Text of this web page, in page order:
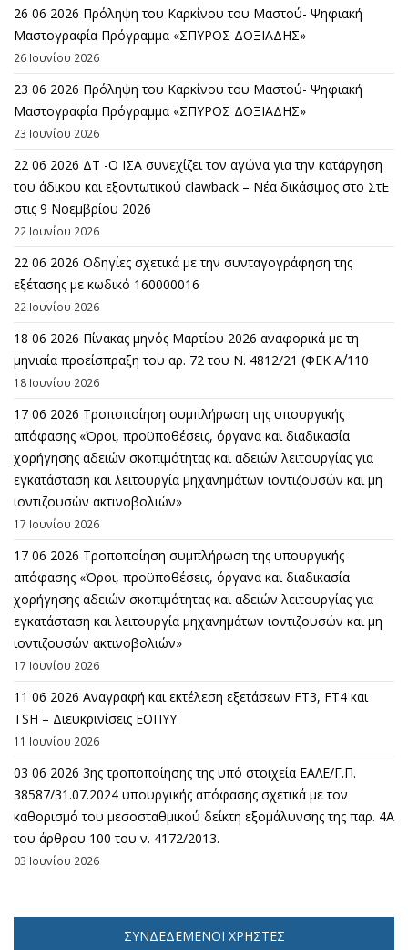
26 06 2026 Πρόληψη του Καρκίνου του Μαστού- Ψηφιακή
Μαστογραφία Πρόγραμμα «ΣΠΥΡΟΣ ΔΟΞΙΑΔΗΣ»
26 Ιουνίου 2026
23 06 2026 Πρόληψη του Καρκίνου του Μαστού- Ψηφιακή
Μαστογραφία Πρόγραμμα «ΣΠΥΡΟΣ ΔΟΞΙΑΔΗΣ»
23 Ιουνίου 2026
22 06 2026 ΔΤ -Ο ΙΣΑ συνεχίζει τον αγώνα για την κατάργηση
του άδικου και εξοντωτικού clawback – Νέα δικάσιμος στο ΣτΕ
στις 9 Νοεμβρίου 2026
22 Ιουνίου 2026
22 06 2026 Οδηγίες σχετικά με την συνταγογράφηση της
εξέτασης με κωδικό 160000016
22 Ιουνίου 2026
18 06 2026 Πίνακας μηνός Μαρτίου 2026 αναφορικά με τη
μηνιαία προείσπραξη του αρ. 72 του Ν. 4812/21 (ΦΕΚ Α΄/110
18 Ιουνίου 2026
17 06 2026 Τροποποίηση συμπλήρωση της υπουργικής
απόφασης «Όροι, προϋποθέσεις, όργανα και διαδικασία
χορήγησης αδειών σκοπιμότητας και αδειών λειτουργίας για
εγκατάσταση και λειτουργία μηχανημάτων ιοντιζουσών και μη
ιοντιζουσών ακτινοβολιών»
17 Ιουνίου 2026
17 06 2026 Τροποποίηση συμπλήρωση της υπουργικής
απόφασης «Όροι, προϋποθέσεις, όργανα και διαδικασία
χορήγησης αδειών σκοπιμότητας και αδειών λειτουργίας για
εγκατάσταση και λειτουργία μηχανημάτων ιοντιζουσών και μη
ιοντιζουσών ακτινοβολιών»
17 Ιουνίου 2026
11 06 2026 Αναγραφή και εκτέλεση εξετάσεων FT3, FT4 και
TSH – Διευκρινίσεις ΕΟΠΥΥ
11 Ιουνίου 2026
03 06 2026 3ης τροποποίησης της υπό στοιχεία ΕΑΛΕ/Γ.Π.
38587/31.07.2024 υπουργικής απόφασης σχετικά με τον
καθορισμό του μεσοσταθμικού δείκτη εξομάλυνσης της παρ. 4Α
του άρθρου 100 του ν. 4172/2013.
03 Ιουνίου 2026
ΣΥΝΔΕΔΕΜΈΝΟΙ ΧΡΉΣΤΕΣ